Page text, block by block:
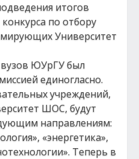
итогов
по отбору
Университет
ЮУрГУ был
единогласно.
учреждений,
ШОС, будут
направлениям:
«энергетика»,
Теперь в